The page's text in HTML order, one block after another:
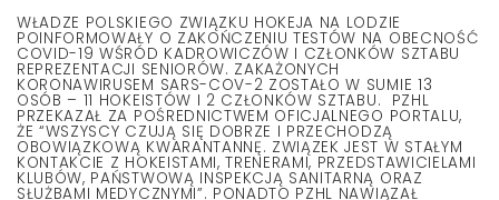
WŁADZE POLSKIEGO ZWIĄZKU HOKEJA NA LODZIE
POINFORMOWAŁY O ZAKOŃCZENIU TESTÓW NA OBECNOŚĆ
COVID-19 WŚRÓD KADROWICZÓW I CZŁONKÓW SZTABU
REPREZENTACJI SENIORÓW. ZAKAŻONYCH
KORONAWIRUSEM SARS-COV-2 ZOSTAŁO W SUMIE 13
OSÓB – 11 HOKEISTÓW I 2 CZŁONKÓW SZTABU. PZHL
PRZEKAZAŁ ZA POŚREDNICTWEM OFICJALNEGO PORTALU,
ŻE “WSZYSCY CZUJĄ SIĘ DOBRZE I PRZECHODZĄ
OBOWIĄZKOWĄ KWARANTANNĘ. ZWIĄZEK JEST W STAŁYM
KONTAKCIE Z HOKEISTAMI, TRENERAMI, PRZEDSTAWICIELAMI
KLUBÓW, PAŃSTWOWĄ INSPEKCJĄ SANITARNĄ ORAZ
SŁUŻBAMI MEDYCZNYMI”. PONADTO PZHL NAWIĄZAŁ